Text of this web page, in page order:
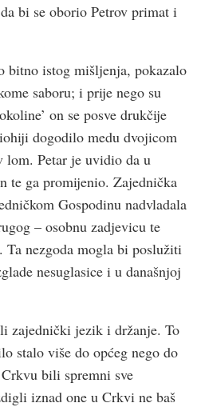
bi se oborio Petrov primat i
bitno istog mišljenja, pokazalo
saboru; i prije nego su
on se posve drukčije
dogodilo medu dvojicom
lom. Petar je uvidio da u
te ga promijenio. Zajednička
Gospodinu nadvladala
– osobnu zadjevicu te
nezgoda mogla bi poslužiti
nesuglasice i u današnjoj
zajednički jezik i držanje. To
stalo više do općeg nego do
bili spremni sve
iznad one u Crkvi ne baš